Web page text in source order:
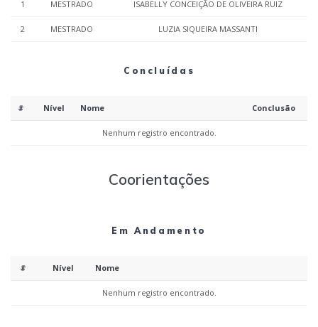
1 MESTRADO ISABELLY CONCEIÇÃO DE OLIVEIRA RUIZ
2 MESTRADO LUZIA SIQUEIRA MASSANTI
Concluídas
# Nível Nome Conclusão
Nenhum registro encontrado.
Coorientações
Em Andamento
# Nível Nome
Nenhum registro encontrado.